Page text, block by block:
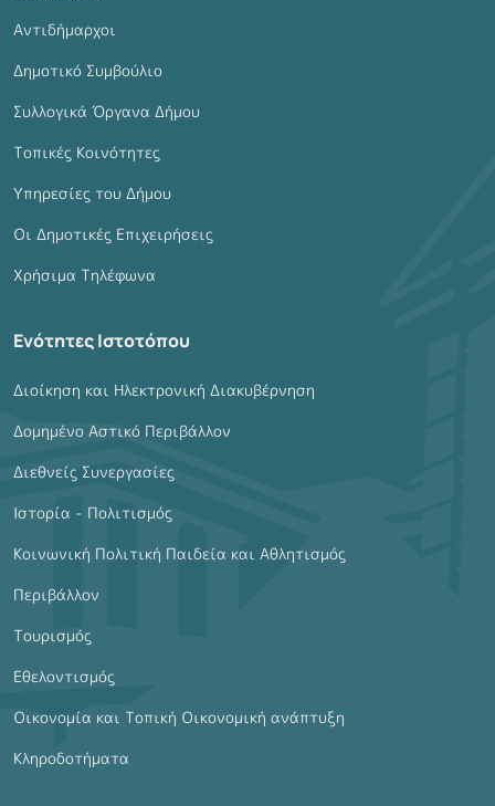
Αντιδήμαρχοι
Δημοτικό Συμβούλιο
Συλλογικά Όργανα Δήμου
Τοπικές Κοινότητες
Υπηρεσίες του Δήμου
Οι Δημοτικές Επιχειρήσεις
Χρήσιμα Τηλέφωνα
Ενότητες Ιστοτόπου
Διοίκηση και Ηλεκτρονική Διακυβέρνηση
Δομημένο Αστικό Περιβάλλον
Διεθνείς Συνεργασίες
Ιστορία - Πολιτισμός
Κοινωνική Πολιτική Παιδεία και Αθλητισμός
Περιβάλλον
Τουρισμός
Εθελοντισμός
Οικονομία και Τοπική Οικονομική ανάπτυξη
Κληροδοτήματα